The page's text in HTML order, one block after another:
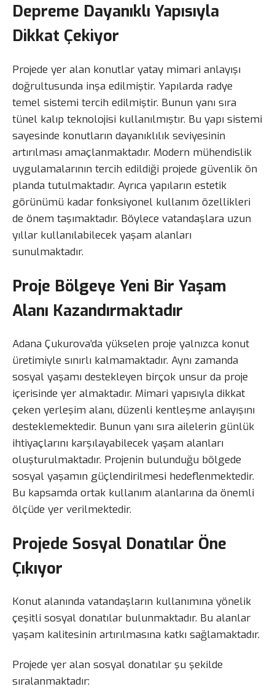
Depreme Dayanıklı Yapısıyla
Dikkat Çekiyor
Projede yer alan konutlar yatay mimari anlayışı
doğrultusunda inşa edilmiştir. Yapılarda radye
temel sistemi tercih edilmiştir. Bunun yanı sıra
tünel kalıp teknolojisi kullanılmıştır. Bu yapı sistemi
sayesinde konutların dayanıklılık seviyesinin
artırılması amaçlanmaktadır. Modern mühendislik
uygulamalarının tercih edildiği projede güvenlik ön
planda tutulmaktadır. Ayrıca yapıların estetik
görünümü kadar fonksiyonel kullanım özellikleri
de önem taşımaktadır. Böylece vatandaşlara uzun
yıllar kullanılabilecek yaşam alanları
sunulmaktadır.
Proje Bölgeye Yeni Bir Yaşam
Alanı Kazandırmaktadır
Adana Çukurova’da yükselen proje yalnızca konut
üretimiyle sınırlı kalmamaktadır. Aynı zamanda
sosyal yaşamı destekleyen birçok unsur da proje
içerisinde yer almaktadır. Mimari yapısıyla dikkat
çeken yerleşim alanı, düzenli kentleşme anlayışını
desteklemektedir. Bunun yanı sıra ailelerin günlük
ihtiyaçlarını karşılayabilecek yaşam alanları
oluşturulmaktadır. Projenin bulunduğu bölgede
sosyal yaşamın güçlendirilmesi hedeflenmektedir.
Bu kapsamda ortak kullanım alanlarına da önemli
ölçüde yer verilmektedir.
Projede Sosyal Donatılar Öne
Çıkıyor
Konut alanında vatandaşların kullanımına yönelik
çeşitli sosyal donatılar bulunmaktadır. Bu alanlar
yaşam kalitesinin artırılmasına katkı sağlamaktadır.
Projede yer alan sosyal donatılar şu şekilde
sıralanmaktadır: